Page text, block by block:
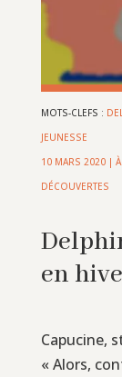
MOTS-CLEFS :
JEUNESSE
10 MARS 2020|
DÉCOUVERTES
en
Capucine,
« Alors,